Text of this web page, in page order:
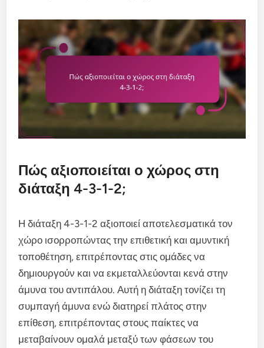
Πώς αξιοποιείται ο χώρος στη
διάταξη 4-3-1-2;
Η διάταξη 4-3-1-2 αξιοποιεί αποτελεσματικά τον
χώρο ισορροπώντας την επιθετική και αμυντική
τοποθέτηση, επιτρέποντας στις ομάδες να
δημιουργούν και να εκμεταλλεύονται κενά στην
άμυνα του αντιπάλου. Αυτή η διάταξη τονίζει τη
συμπαγή άμυνα ενώ διατηρεί πλάτος στην
επίθεση, επιτρέποντας στους παίκτες να
μεταβαίνουν ομαλά μεταξύ των φάσεων του